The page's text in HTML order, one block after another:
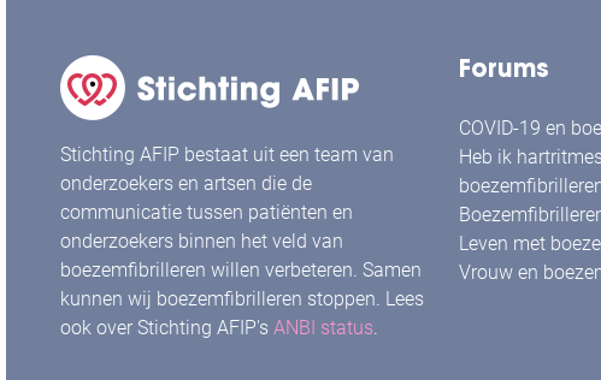
Stichting AFIP bestaat uit een team van
onderzoekers en artsen die de
communicatie tussen patiënten en
onderzoekers binnen het veld van
boezemfibrilleren willen verbeteren. Samen
kunnen wij boezemfibrilleren stoppen. Lees
ook over Stichting AFIP's ANBI status.
Forums
COVID-19 en
Heb ik
Leven met
Vrouw en